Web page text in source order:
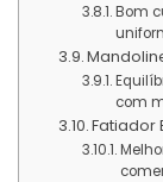
Bom
com
Fatiador